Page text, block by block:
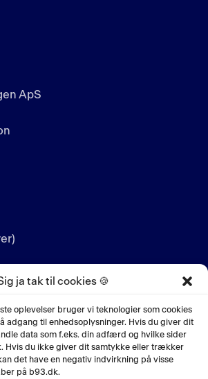
ja tak til cookies 🍪
oplevelser bruger vi teknologier som cookies
adgang til enhedsoplysninger. Hvis du giver dit
data som f.eks. din adfærd og hvilke sider
Hvis du ikke giver dit samtykke eller trækker
det have en negativ indvirkning på visse
på b93.dk.
ApS